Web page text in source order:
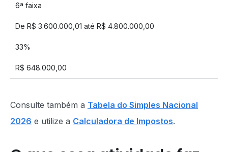
6ª faixa
De R$ 3.600.000,01 até R$ 4.800.000,00
33%
R$ 648.000,00
Consulte também a Tabela do Simples Nacional
2026 e utilize a Calculadora de Impostos.